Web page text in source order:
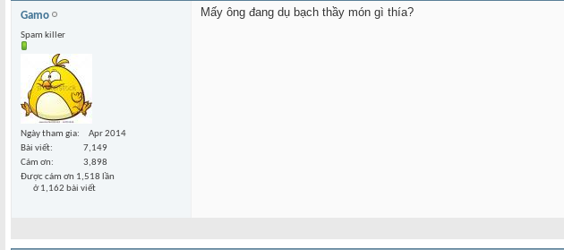
Gamo
Spam killer
Ngày tham gia
Apr 2014
Bài viết
7,149
Cám ơn
3,898
Được cám ơn 1,518 lần
ở 1,162 bài viết
Mấy ông đang dụ bạch thầy món gì thía?